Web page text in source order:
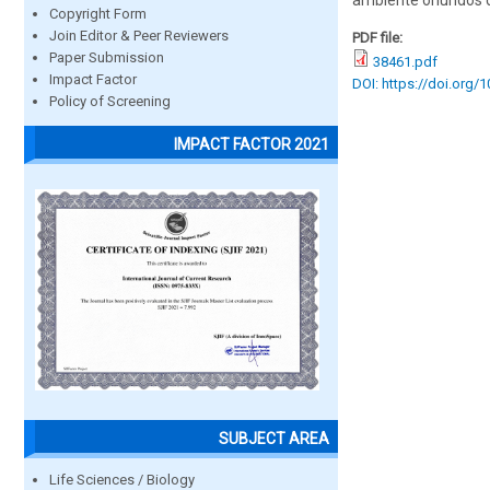
Copyright Form
Join Editor & Peer Reviewers
Paper Submission
Impact Factor
Policy of Screening
IMPACT FACTOR 2021
SUBJECT AREA
Life Sciences / Biology
PDF file:
38461.pdf
DOI: https://doi.org/